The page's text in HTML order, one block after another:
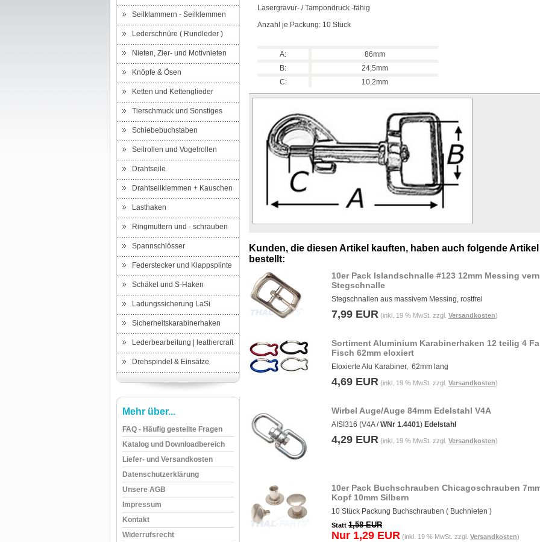
Seilklammern - Seilklemmen
Lederschnüre ( Rundleder )
Nieten, Zier- und Motivnieten
Knöpfe & Ösen
Ketten und Kettenglieder
Tierschmuck und Sonstiges
Schiebebuchstaben
Seilrollen und Vogelrollen
Drahtseile
Drahtseilklemmen + Kauschen
Lasthaken
Ringmuttern und - schrauben
Spannschlösser
Federstecker und Klappsplinte
Schäkel und S-Haken
Ladungssicherung LaSi
Sicherheitskarabinerhaken
Lederbearbeitung | leathercraft
Drehspindel & Einsätze
Mehr über...
FAQ - Häufig gestellte Fragen
Katalog und Downloadbereich
Liefer- und Versandkosten
Datenschutzerklärung
Unsere AGB
Impressum
Kontakt
Widerrufsrecht
Lasergravur- / Tampondruck -fähig
Anzahl je Packung: 10 Stück
A:
86mm
B:
24,5mm
C:
10,2mm
Kunden, die diesen Artikel kauften, haben auch folgende Artikel
bestellt:
10er Pack Islandschnalle #123 12mm Messing
Stegschnalle
Stegschnallen aus massivem Messing, rostfrei
7,99 EUR (inkl. 19 % MwSt. zzgl. Versandkosten)
Sortiment Aluminium Karabinerhaken 12 teilig 4
Fisch 62mm eloxiert
Eloxierte Alu Karabiner, 62mm lang
4,69 EUR (inkl. 19 % MwSt. zzgl. Versandkosten)
Wirbel Auge/Auge 84mm Edelstahl V4A
AISI316 (V4A /WNr 1.4401) Edelstahl
4,29 EUR (inkl. 19 % MwSt. zzgl. Versandkosten)
10er Pack Buchschrauben Chicagoschrauben
Kopf 10mm Silbern
10 Stück Packung Buchschrauben ( Buchnieten )
Statt 1,58 EUR
Nur 1,29 EUR (inkl. 19 % MwSt. zzgl. Versandkosten)